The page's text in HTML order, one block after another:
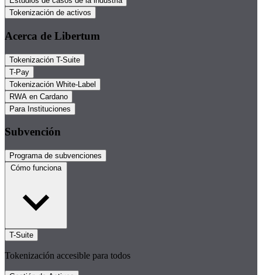
Tokenización de activos
Acerca de Libertum
Tokenización T-Suite
T-Pay
Tokenización White-Label
RWA en Cardano
Para Instituciones
Subvención
Programa de subvenciones
Cómo funciona
T-Suite
Tokenización accesible para todos